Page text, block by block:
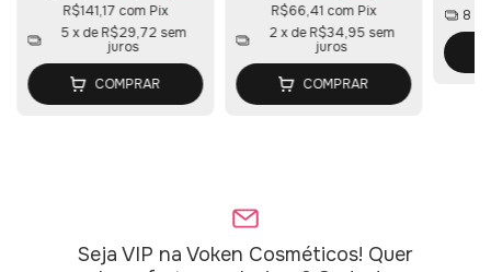
R$141,17 com Pix
5 x deR$29,72 sem
juros
COMPRAR
R$66,41 com Pix
2 x deR$34,95 sem
juros
COMPRAR
8
Seja VIP na Voken Cosméticos! Quer